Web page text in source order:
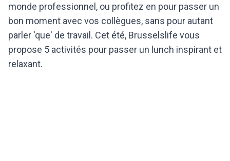
monde professionnel, ou profitez en pour passer un
bon moment avec vos collègues, sans pour autant
parler 'que' de travail. Cet été, Brusselslife vous
propose 5 activités pour passer un lunch inspirant et
relaxant.